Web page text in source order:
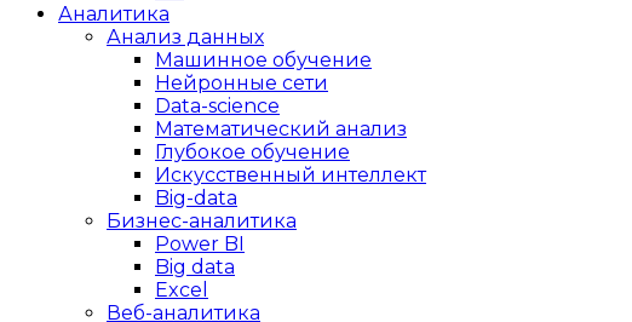
Аналитика
Анализ данных
Машинное обучение
Нейронные сети
Data-science
Математический анализ
Глубокое обучение
Искусственный интеллект
Big-data
Бизнес-аналитика
Power BI
Big data
Excel
Веб-аналитика